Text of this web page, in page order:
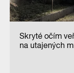
Skryté očím
na utajených